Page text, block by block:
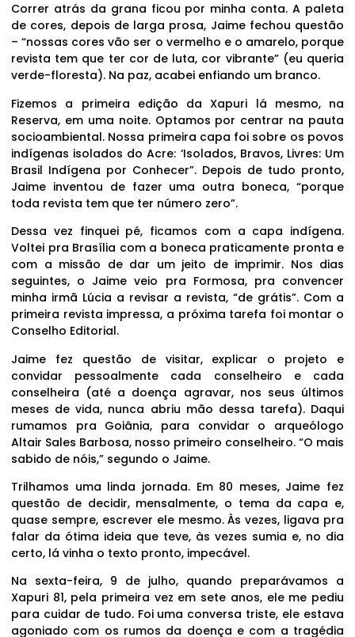
Correr atrás da grana ficou por minha conta. A paleta
de cores, depois de larga prosa, Jaime fechou questão
– “nossas cores vão ser o vermelho e o amarelo, porque
revista tem que ter cor de luta, cor vibrante” (eu queria
verde-floresta). Na paz, acabei enfiando um branco.
Fizemos a primeira edição da Xapuri lá mesmo, na
Reserva, em uma noite. Optamos por centrar na pauta
socioambiental. Nossa primeira capa foi sobre os povos
indígenas isolados do Acre: ‘Isolados, Bravos, Livres: Um
Brasil Indígena por Conhecer”. Depois de tudo pronto,
Jaime inventou de fazer uma outra boneca, “porque
toda revista tem que ter número zero”.
Dessa vez finquei pé, ficamos com a capa indígena.
Voltei pra Brasília com a boneca praticamente pronta e
com a missão de dar um jeito de imprimir. Nos dias
seguintes, o Jaime veio pra Formosa, pra convencer
minha irmã Lúcia a revisar a revista, “de grátis”. Com a
primeira revista impressa, a próxima tarefa foi montar o
Conselho Editorial.
Jaime fez questão de visitar, explicar o projeto e
convidar pessoalmente cada conselheiro e cada
conselheira (até a doença agravar, nos seus últimos
meses de vida, nunca abriu mão dessa tarefa). Daqui
rumamos pra Goiânia, para convidar o arqueólogo
Altair Sales Barbosa, nosso primeiro conselheiro. “O mais
sabido de nóis,” segundo o Jaime.
Trilhamos uma linda jornada. Em 80 meses, Jaime fez
questão de decidir, mensalmente, o tema da capa e,
quase sempre, escrever ele mesmo. Às vezes, ligava pra
falar da ótima ideia que teve, às vezes sumia e, no dia
certo, lá vinha o texto pronto, impecável.
Na sexta-feira, 9 de julho, quando preparávamos a
Xapuri 81, pela primeira vez em sete anos, ele me pediu
para cuidar de tudo. Foi uma conversa triste, ele estava
agoniado com os rumos da doença e com a tragédia